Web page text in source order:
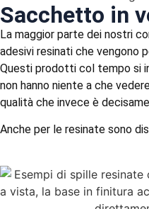
Sacchetto in
La maggior parte dei nostri
adesivi resinati che vengono
Questi prodotti col tempo si
non hanno niente a che
qualità che invece è
Anche per le resinate sono